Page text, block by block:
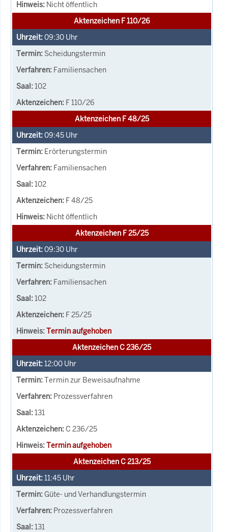
Nicht öffentlich
Aktenzeichen F 110/26
09:30 Uhr
Scheidungstermin
Familiensachen
102
F 110/26
Aktenzeichen F 48/25
09:45 Uhr
Erörterungstermin
Familiensachen
102
F 48/25
Nicht öffentlich
Aktenzeichen F 25/25
09:30 Uhr
Scheidungstermin
Familiensachen
102
F 25/25
Termin aufgehoben
Aktenzeichen C 236/25
12:00 Uhr
Termin zur Beweisaufnahme
Prozessverfahren
131
C 236/25
Termin aufgehoben
Aktenzeichen C 213/25
11:45 Uhr
Güte- und Verhandlungstermin
Prozessverfahren
131